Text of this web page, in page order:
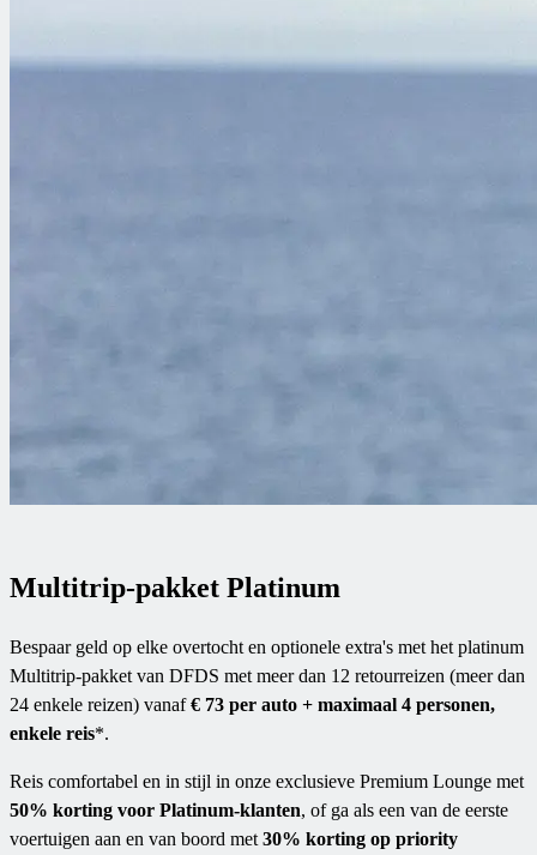
Multitrip-pakket Platinum
Bespaar geld op elke overtocht en optionele extra's met het platinum
Multitrip-pakket van DFDS met meer dan 12 retourreizen (meer dan
24 enkele reizen) vanaf€ 73 per auto + maximaal 4 personen,
enkele reis*.
Reis comfortabel en in stijl in onze exclusieve Premium Lounge met
50% korting voor Platinum-klanten, of ga als een van de eerste
voertuigen aan en van boord met 30% korting op priority